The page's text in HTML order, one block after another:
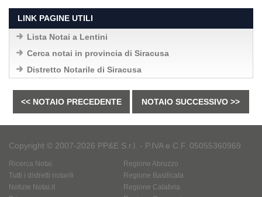
LINK PAGINE UTILI
Lista Notai a Lentini
Cerca notai in provincia di Siracusa
Distretto Notarile di Siracusa
<< NOTAIO PRECEDENTE NOTAIO SUCCESSIVO >>
Copyright © 2007-2026 PP&E S.r.l. - P.IVA e C.F. 05055360969
Ricerca Notai
Tutti i distretti notarili
Notizie Notai.it
Regione Abruzzo
Regione Basilicata
Regione Calabria